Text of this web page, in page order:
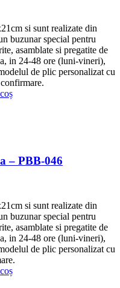
si sunt realizate din
buzunar special pentru
asamblate si pregatite de
in 24-48 ore (luni-vineri),
de plic personalizat cu
– PBB-046
si sunt realizate din
buzunar special pentru
asamblate si pregatite de
in 24-48 ore (luni-vineri),
de plic personalizat cu